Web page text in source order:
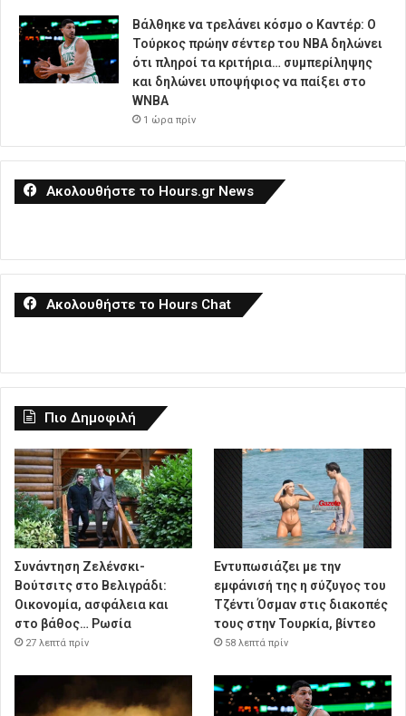
Βάλθηκε να τρελάνει κόσμο ο Καντέρ: Ο
Τούρκος πρώην σέντερ του NBA δηλώνει
ότι πληροί τα κριτήρια… συμπερίληψης
και δηλώνει υποψήφιος να παίξει στο
WNBA
1 ώρα πρίν
Ακολουθήστε το Hours.gr News
Ακολουθήστε το Hours Chat
Πιο Δημοφιλή
Συνάντηση Ζελένσκι-
Βούτσιτς στο Βελιγράδι:
Οικονομία, ασφάλεια και
στο βάθος… Ρωσία
27 λεπτά πρίν
Εντυπωσιάζει με την
εμφάνισή της η σύζυγος του
Τζέντι Όσμαν στις διακοπές
τους στην Τουρκία, βίντεο
58 λεπτά πρίν